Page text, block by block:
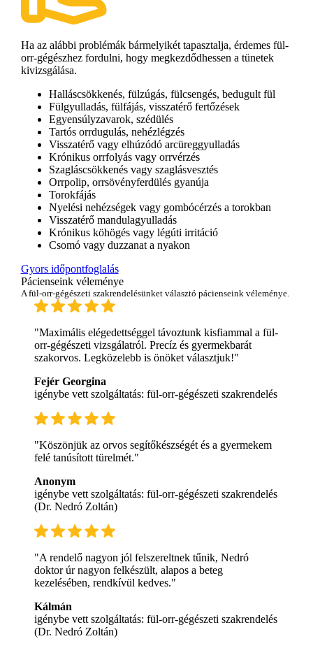
Ha az alábbi problémák bármelyikét tapasztalja, érdemes fül-
orr-gégészhez fordulni, hogy megkezdődhessen a tünetek
kivizsgálása.
Halláscsökkenés, fülzúgás, fülcsengés, bedugult fül
Fülgyulladás, fülfájás, visszatérő fertőzések
Egyensúlyzavarok, szédülés
Tartós orrdugulás, nehézlégzés
Visszatérő vagy elhúzódó arcüreggyulladás
Krónikus orrfolyás vagy orrvérzés
Szagláscsökkenés vagy szaglásvesztés
Orrpolip, orrsövényferdülés gyanúja
Torokfájás
Nyelési nehézségek vagy gombócérzés a torokban
Visszatérő mandulagyulladás
Krónikus köhögés vagy légúti irritáció
Csomó vagy duzzanat a nyakon
Gyors időpontfoglalás
Pácienseink véleménye
A fül-orr-gégészeti szakrendelésünket választó pácienseink véleménye.
"Maximális elégedettséggel távoztunk kisfiammal a fül-
orr-gégészeti vizsgálatról. Precíz és gyermekbarát
szakorvos. Legközelebb is önöket választjuk!"
Fejér Georgina
igénybe vett szolgáltatás: fül-orr-gégészeti szakrendelés
"Köszönjük az orvos segítőkészségét és a gyermekem
felé tanúsított türelmét."
Anonym
igénybe vett szolgáltatás: fül-orr-gégészeti szakrendelés
(Dr. Nedró Zoltán)
"A rendelő nagyon jól felszereltnek tűnik, Nedró
doktor úr nagyon felkészült, alapos a beteg
kezelésében, rendkívül kedves."
Kálmán
igénybe vett szolgáltatás: fül-orr-gégészeti szakrendelés
(Dr. Nedró Zoltán)